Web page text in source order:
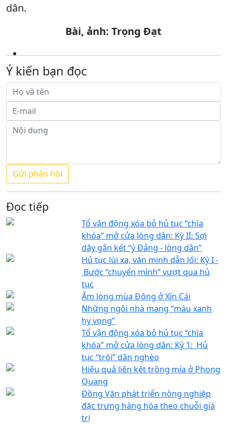
dân.
Bài, ảnh: Trọng Đạt
Ý kiến bạn đọc
Đọc tiếp
Tổ vận động xóa bỏ hủ tục “chìa
khóa” mở cửa lòng dân: Kỳ II: Sợi
dây gắn kết “ý Đảng - lòng dân”
Hủ tục lùi xa, văn minh dẫn lối: Kỳ I -
Bước “chuyển mình” vượt qua hủ
tục
Ấm lòng mùa Đông ở Xín Cái
Những ngôi nhà mang “màu xanh
hy vọng”
Tổ vận động xóa bỏ hủ tục “chìa
khóa” mở cửa lòng dân: Kỳ 1: Hủ
tục “trói” dân nghèo
Hiệu quả liên kết trồng mía ở Phong
Quang
Đồng Văn phát triển nông nghiệp
đặc trưng hàng hóa theo chuỗi giá
trị